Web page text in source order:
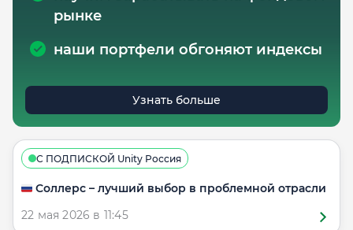
рынке
наши портфели обгоняют индексы
Узнать больше
С ПОДПИСКОЙ Unity Россия
🇷🇺 Соллерс – лучший выбор в проблемной отрасли
22 мая 2026 в 11:45